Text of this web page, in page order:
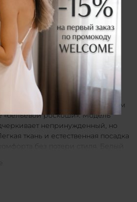
белом цвете от
CLÓ являются воплощением
«бельевой роскоши». Модель
непринужденный, но
ткань и естественная посадка
без потери стиля. Белый